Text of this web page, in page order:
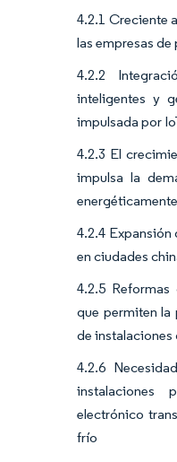
4.2.1 Creciente
las empresas
4.2.2
inteligentes y
impulsada por
4.2.3 El
impulsa la
4.2.4
en ciudades
4.2.5
que permiten
de
4.2.6
instalaciones
electrónico
frío